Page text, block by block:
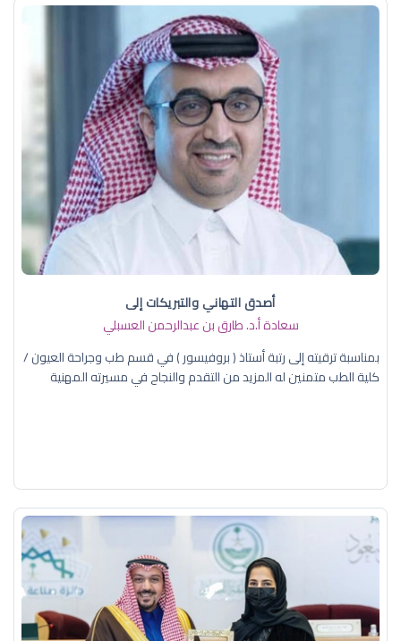
أصدق التهاني والتبريكات إلى
سعادة أ.د. ​طارق بن عبدالرحمن العسبلي
بمناسبة ترقيته إلى رتبة أستاذ ( بروفيسور ) في قسم طب وجراحة العيون /
كلية الطب متمنين له المزيد من التقدم والنجاح في مسيرته المهنية